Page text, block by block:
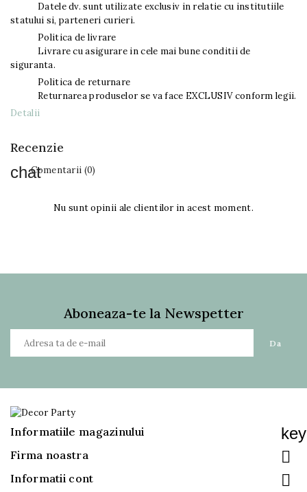
Datele dv. sunt utilizate exclusiv in relatie cu institutiile
statului si, parteneri curieri.
Politica de livrare
Livrare cu asigurare in cele mai bune conditii de
siguranta.
Politica de returnare
Returnarea produselor se va face EXCLUSIV conform legii.
Detalii
Recenzie
Comentarii (0)
Nu sunt opinii ale clientilor in acest moment.
Aboneaza-te la Newspetter
Informatiile magazinului
Firma noastra 
Informatii cont 